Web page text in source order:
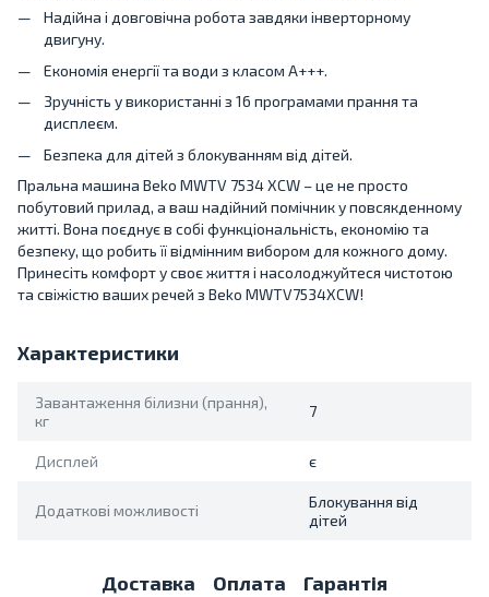
Надійна і довговічна робота завдяки інверторному
двигуну.
Економія енергії та води з класом A+++.
Зручність у використанні з 16 програмами прання та
дисплеєм.
Безпека для дітей з блокуванням від дітей.
Пральна машина Beko MWTV 7534 XCW – це не просто
побутовий прилад, а ваш надійний помічник у повсякденному
житті. Вона поєднує в собі функціональність, економію та
безпеку, що робить її відмінним вибором для кожного дому.
Принесіть комфорт у своє життя і насолоджуйтеся чистотою
та свіжістю ваших речей з Beko MWTV7534XCW!
Характеристики
Завантаження білизни (прання),
кг
7
Дисплей є
Додаткові можливості
Блокування від
дітей
Доставка Оплата Гарантія